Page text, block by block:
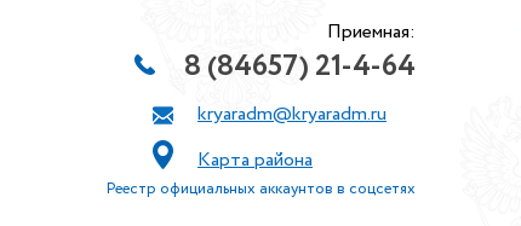
Приемная:
8 (84657) 21-4-64
kryaradm@kryaradm.ru
Карта района
Реестр официальных аккаунтов в соцсетях